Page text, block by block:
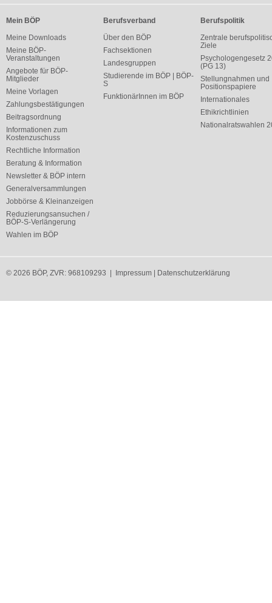
Mein BÖP
Meine Downloads
Meine BÖP-
Veranstaltungen
Angebote für BÖP-
Mitglieder
Meine Vorlagen
Zahlungsbestätigungen
Beitragsordnung
Informationen zum
Kostenzuschuss
Rechtliche Information
Beratung & Information
Newsletter & BÖP intern
Generalversammlungen
Jobbörse & Kleinanzeigen
Reduzierungsansuchen /
BÖP-S-Verlängerung
Wahlen im BÖP
Berufsverband
Über den BÖP
Fachsektionen
Landesgruppen
Studierende im BÖP | BÖP-
S
FunktionärInnen im BÖP
Berufspolitik
Zentrale
Ziele
Psychologengesetz
(PG 13)
Stellungnahmen und
Positionspapiere
Internationales
Ethikrichtlinien
Nationalratswahlen
© 2026 BÖP, ZVR: 968109293 | Impressum | Datenschutzerklärung